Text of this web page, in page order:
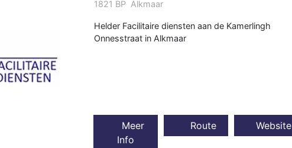
1821 BP Alkmaar
Helder Facilitaire diensten aan de Kamerlingh
Onnesstraat in Alkmaar
Meer
Info
Route Website